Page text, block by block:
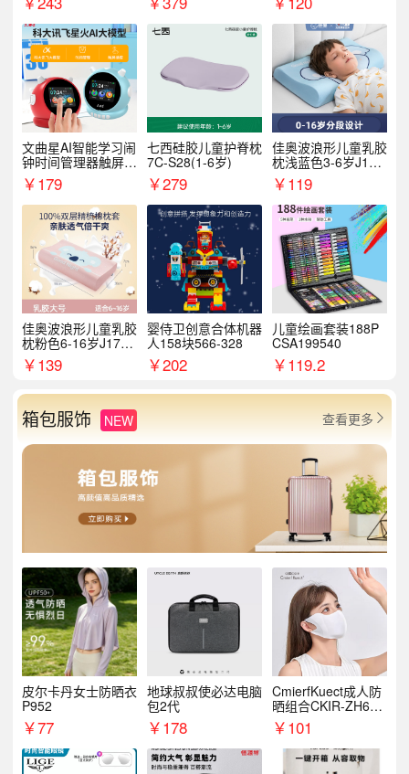
文曲星AI智能学习闹
钟时间管理器触屏N
1pro
￥179
七西硅胶儿童护脊枕
7C-S28(1-6岁)
￥279
佳奥波浪形儿童乳胶
枕浅蓝色3-6岁J17B
14AS9
￥119
佳奥波浪形儿童乳胶
枕粉色6-16岁J17B1
2AR4
￥139
婴侍卫创意合体机器
人158块566-328
￥202
儿童绘画套装188P
CSA199540
￥119.2
箱包服饰 NEW 查看更多 
皮尔卡丹女士防晒衣
P952
￥77
地球叔叔使必达电脑
包2代
￥178
CmierfKuect成人防
晒组合CKIR-ZH632
0￥101